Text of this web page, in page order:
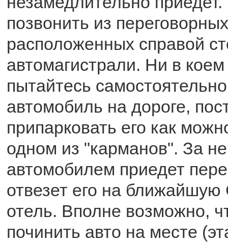
позвонить из
расположенных справой
автомагистрали. Ни в
пытайтесь
автомобиль на дороге,
припарковать его как
одном из "карманов". За
автомобилем приедет
отвезет его на
отель. Вполне возможно,
починить авто на месте